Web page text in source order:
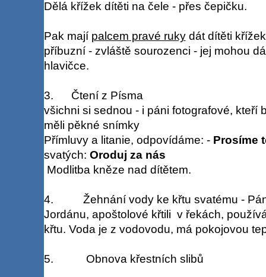
Dělá křížek dítěti na čele - přes čepičku.
Pak mají palcem pravé rukydát dítěti
příbuzní - zvláště sourozenci - jej mohou
hlavičce.
3. Čtení z Písma
všichni si sednou - i páni fotografové, kteří
měli pěkné snímky
Přímluvy a litanie, odpovídáme: - Prosíme
svatých: Oroduj za nás
Modlitba kněze nad dítětem.
4. Žehnání vody ke křtu svatému - Pán
Jordánu, apoštolové křtili v řekách,
křtu. Voda je z vodovodu, má pokojovou
5. Obnova křestních slibů